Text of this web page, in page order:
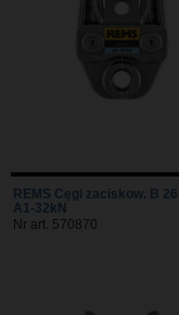
REMS Cęgi zaciskow. B
A1-32kN
Nr art. 570870